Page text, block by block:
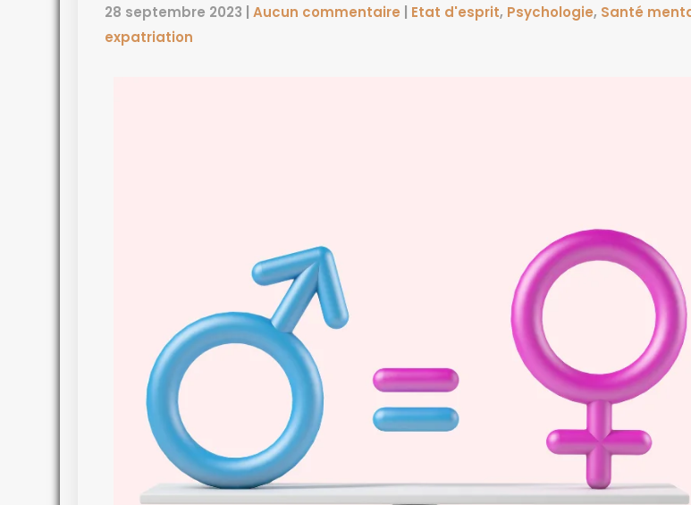
28 septembre 2023 Aucun commentaire Etat d'esprit, Psychologie, Santé
expatriation